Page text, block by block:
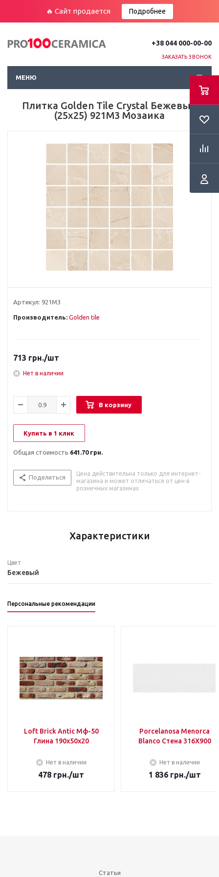
🔥 Сайт продается Подробнее
+38 044 000-00-00
ЗАКАЗАТЬ ЗВОНОК
МЕНЮ
Плитка Golden Tile Crystal Бежевый
(25x25) 921М3 Мозаика
Артикул: 921М3
Производитель: Golden tile
713 грн./шт
Нет в наличии
В корзину
Купить в 1 клик
Общая стоимость 641.70 грн.
Поделиться
Цена действительна только для интернет-
магазина и может отличаться от цен в
розничных магазинах
Характеристики
Цвет
Бежевый
Персональные рекомендации
Loft Brick Antic Мф-50
Глина 190х50х20
Нет в наличии
478 грн./шт
Porcelanosa Menorca
Blanco Стена 316Х900
Нет в наличии
1 836грн./шт
Статьи